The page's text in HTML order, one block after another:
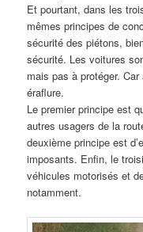
Et pourtant, dans les
mêmes principes de
sécurité des piétons,
sécurité. Les voitures
mais pas à protéger.
éraflure.
Le premier principe est
autres usagers de la
deuxième principe est
imposants. Enfin, le
véhicules motorisés et
notamment.